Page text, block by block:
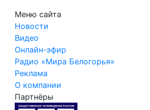
Меню сайта
Новости
Видео
Онлайн-эфир
Радио «Мира Белогорья»
Реклама
О компании
Партнёры